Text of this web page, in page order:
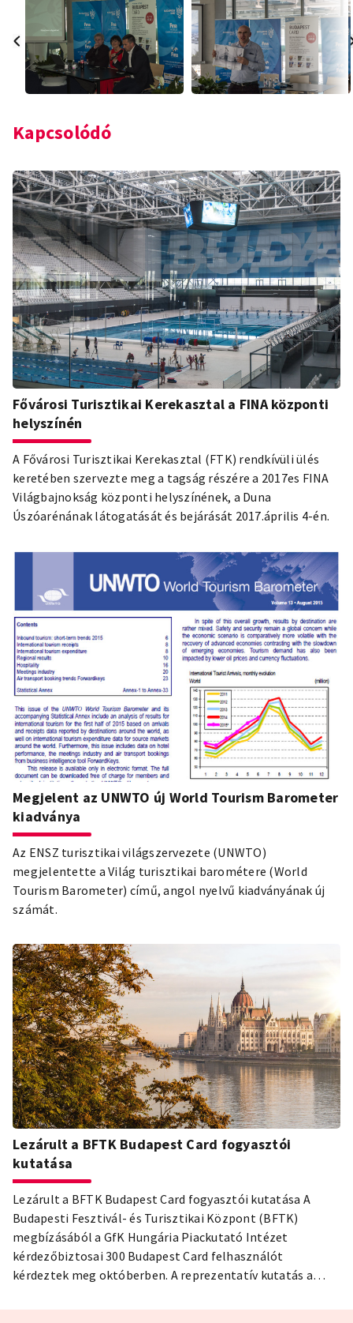
Kapcsolódó
Fővárosi Turisztikai Kerekasztal a FINA központi
helyszínén
A Fővárosi Turisztikai Kerekasztal (FTK) rendkívüli ülés
keretében szervezte meg a tagság részére a 2017es FINA
Világbajnokság központi helyszínének, a Duna
Úszóarénának látogatását és bejárását 2017.április 4-én.
Megjelent az UNWTO új World Tourism Barometer
kiadványa
Az ENSZ turisztikai világszervezete (UNWTO)
megjelentette a Világ turisztikai barométere (World
Tourism Barometer) című, angol nyelvű kiadványának új
számát.
Lezárult a BFTK Budapest Card fogyasztói
kutatása
Lezárult a BFTK Budapest Card fogyasztói kutatása A
Budapesti Fesztivál- és Turisztikai Központ (BFTK)
megbízásából a GfK Hungária Piackutató Intézet
kérdezőbiztosai 300 Budapest Card felhasználót
kérdeztek meg októberben. A reprezentatív kutatás a
tájékozódási szokásairól ad információt. A tablettel